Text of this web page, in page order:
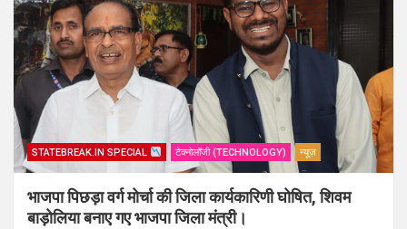
STATEBREAK.IN SPECIAL टेक्नोलॉजी (TECHNOLOGY) न्यूज़
भाजपा पिछड़ा वर्ग मोर्चा की जिला कार्यकारिणी घोषित, शिवम
बाड़ोलिया बनाए गए भाजपा जिला मंत्री।